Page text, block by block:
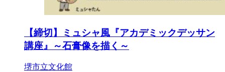
【締切】ミュシャ風『アカデミックデッサン
講座』～石膏像を描く～
堺市立文化館